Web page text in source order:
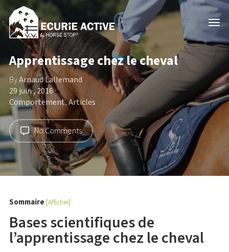
Apprentissage chez le cheval
ByArnaud Lallemand
29 juin , 2016
Comportement,Articles
No Comments
Sommaire [Afficher]
Bases scientifiques de
l’apprentissage chez le cheval